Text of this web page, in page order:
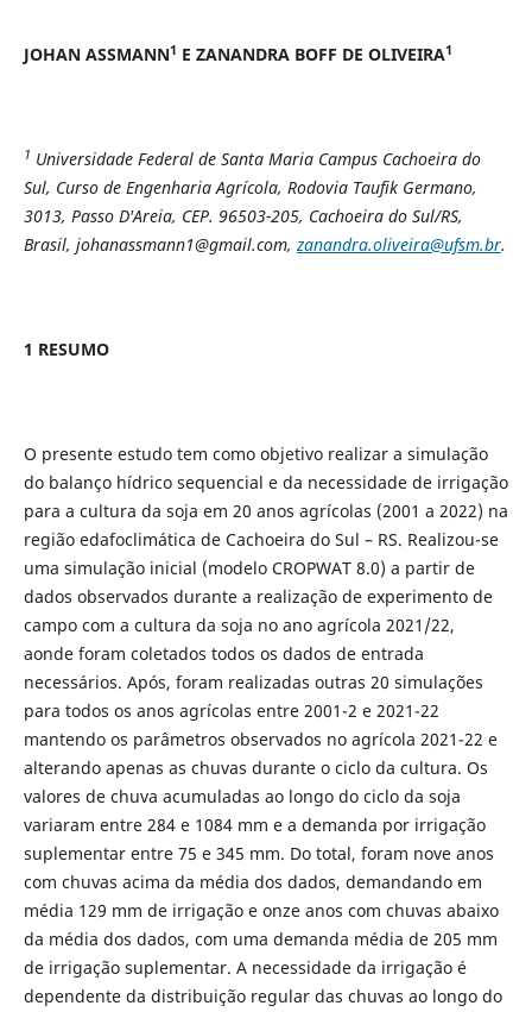
JOHAN ASSMANN1 E ZANANDRA BOFF DE OLIVEIRA1
1 Universidade Federal de Santa Maria Campus Cachoeira do
Sul, Curso de Engenharia Agrícola, Rodovia Taufik Germano,
3013, Passo D'Areia, CEP. 96503-205, Cachoeira do Sul/RS,
Brasil, johanassmann1@gmail.com,zanandra.oliveira@ufsm.br.
1 RESUMO
O presente estudo tem como objetivo realizar a simulação
do balanço hídrico sequencial e da necessidade de irrigação
para a cultura da soja em 20 anos agrícolas (2001 a 2022) na
região edafoclimática de Cachoeira do Sul – RS. Realizou-se
uma simulação inicial (modelo CROPWAT 8.0) a partir de
dados observados durante a realização de experimento de
campo com a cultura da soja no ano agrícola 2021/22,
aonde foram coletados todos os dados de entrada
necessários. Após, foram realizadas outras 20 simulações
para todos os anos agrícolas entre 2001-2 e 2021-22
mantendo os parâmetros observados no agrícola 2021-22 e
alterando apenas as chuvas durante o ciclo da cultura. Os
valores de chuva acumuladas ao longo do ciclo da soja
variaram entre 284 e 1084 mm e a demanda por irrigação
suplementar entre 75 e 345 mm. Do total, foram nove anos
com chuvas acima da média dos dados, demandando em
média 129 mm de irrigação e onze anos com chuvas abaixo
da média dos dados, com uma demanda média de 205 mm
de irrigação suplementar. A necessidade da irrigação é
dependente da distribuição regular das chuvas ao longo do